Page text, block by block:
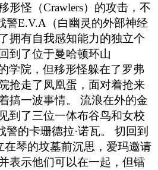
形怪（Crawlers）的攻击，不
警E.V.A（白幽灵的外部神经
拥有自我感知能力的独立个
到了位于曼哈顿环山
的学院，但移形怪躲在了罗弗
抢走了凤凰蛋，面对着抢来
搞一波事情。 流浪在外的金
到了三位一体布谷鸟和女校
的卡珊德拉·诺瓦。 切回到
在琴的坟墓前沉思，爱玛邀请
表示他们可以在一起，但镭